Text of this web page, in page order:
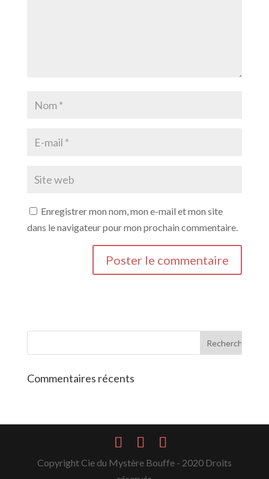
Enregistrer mon nom, mon e-mail et mon site
dans le navigateur pour mon prochain commentaire.
Commentaires récents
Copyright Cie du Mystère Bouffe - 2020 Droits